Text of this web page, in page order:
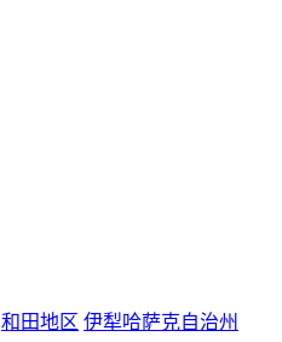
和田地区 伊犁哈萨克自治州